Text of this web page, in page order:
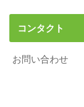
コンタクト
お問い合わせ